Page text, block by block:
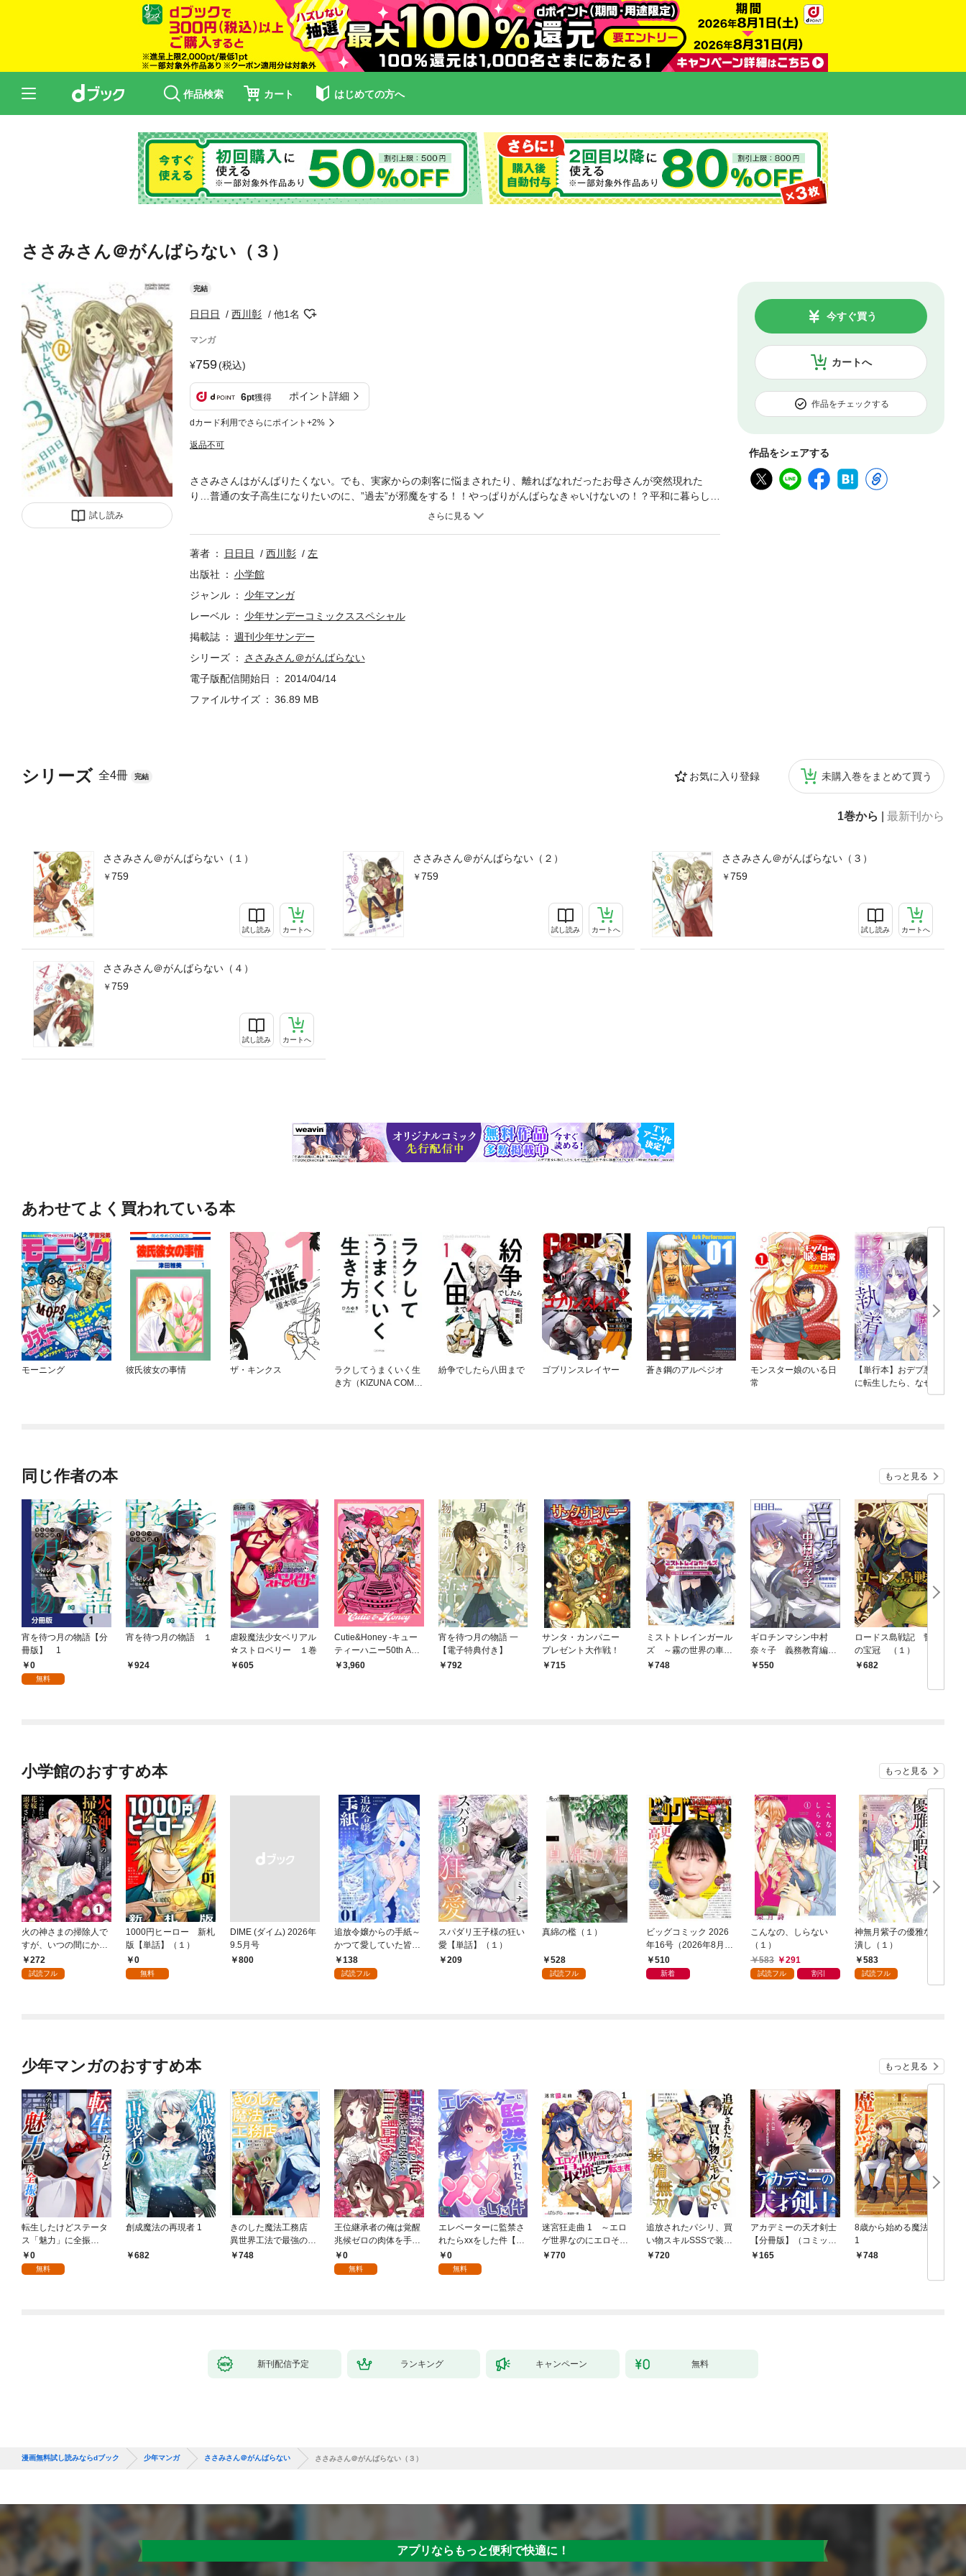
作品検索 カート はじめての方へ
ささみさん＠がんばらない（３）
試し読み
完結
日日日 西川彰 他1名
マンガ
759(税込)
6pt獲得 ポイント詳細
dカード利用でさらにポイント+2%
返品不可
カートへ
今すぐ買う
作品をチェックする
作品をシェアする
シリーズ 全4冊 完結 お気に入り登録 未購入巻をまとめて買う
1巻から 最新刊から
ささみさん＠がんばらない（１）
759
試し読み カートへ
ささみさん＠がんばらない（２）
759
試し読み カートへ
ささみさん＠がんばらない（３）
759
試し読み カートへ
ささみさん＠がんばらない（４）
759
試し読み カートへ
ささみさんはがんばりたくない。でも、実家からの刺客に悩まされたり、離ればなれだったお母さんが突然現れた
り…普通の女子高生になりたいのに、”過去”が邪魔をする！！やっぱりがんばらなきゃいけないの！？平和に暮らした
いささみさんを取り巻く『非』日常ラブコメディー、第3巻！！！！
著者 日日日 西川彰
左
出版社
小学館
ジャンル
少年マンガ
レーベル
少年サンデーコミックススペシャル
掲載誌
週刊少年サンデー
シリーズ
ささみさん＠がんばらない
電子版配信開始日
2014/04/14
ファイルサイズ
36.89 MB
あわせてよく買われている本
モーニング 彼氏彼女の事情 ザ・キンクス
ラクしてうまくいく生
き方（KIZUNA COMP
紛争でしたら八田まで ゴブリンスレイヤー 蒼き鋼のアルペジオ
モンスター娘のいる日
常
【単行本】おデブ悪女
に転生したら、なぜか
ラスボス王子様に執着
同じ作者の本 もっと見る
宵を待つ月の物語【分
冊版】 1
0
無料
宵を待つ月の物語 １
924
虐殺魔法少女ベリアル
☆ストロベリー １巻
605
Cutie&Honey -キュー
ティーハニー50th Anni
versary Tribute Artboo
3,960
宵を待つ月の物語 一
【電子特典付き】
792
サンタ・カンパニー
プレゼント大作戦！
715
ミストトレインガール
ズ ～霧の世界の車窓
から～
748
ギロチンマシン中村
奈々子 義務教育編
〈新装版〉
550
ロードス島戦記 誓約
の宝冠 （１）
682
小学館のおすすめ本 もっと見る
火の神さまの掃除人で
すが、いつの間にか花
嫁として溺愛されてい
ます【単話】（１）
272
試読フル
1000円ヒーロー 新札
版【単話】（１）
0
無料
DIME (ダイム) 2026年
9.5月号
￥800
追放令嬢からの手紙～
かつて愛していた皆さ
まへ 私のことなどお忘
れですか？～【単話】
138
試読フル
スパダリ王子様の狂い
愛【単話】（１）
209
真綿の檻（１）
528
試読フル
ビッグコミック 2026
年16号（2026年8月7
日発売）
510
新着
こんなの、しらない
（１）
583
291
試読フル 割引
神無月紫子の優雅な暇
潰し（１）
583
試読フル
少年マンガのおすすめ本 もっと見る
転生したけどステータ
ス「魅力」に全振
り！？(1)
0
無料
創成魔法の再現者 1
682
きのした魔法工務店
異世界工法で最強の家
づくりを（コミック）
748
王位継承者の俺は覚醒
兆候ゼロの肉体を手に
入れて自由を謳歌す
る。1
0
無料
エレベーターに監禁さ
れたらxxをした件【全
年齢版】(1)
0
無料
迷宮狂走曲 1 ～エロ
ゲ世界なのにエロそっ
ちのけでひたすら最強
770
追放されたパシリ、買
い物スキルSSSで装備
無双 ～買ったモノを
720
アカデミーの天才剣士
【分冊版】（コミッ
ク） １話【フルカラ
165
8歳から始める魔法学
1
748
新刊配信予定 ランキング キャンペーン 無料
漫画無料試し読みならdブック 少年マンガ ささみさん＠がんばらない ささみさん＠がんばらない（３）
アプリならもっと便利で快適に！